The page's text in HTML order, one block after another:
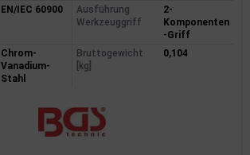
EN/IEC 60900
Ausführung
Werkzeuggriff
2-
Komponenten
-Griff
Chrom-
Vanadium-
Stahl
Bruttogewicht
[kg]
0,104